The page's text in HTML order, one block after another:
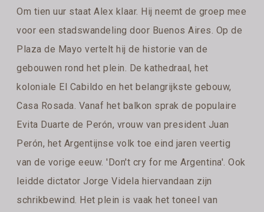
Om tien uur staat Alex klaar. Hij neemt de groep mee
voor een stadswandeling door Buenos Aires. Op de
Plaza de Mayo vertelt hij de historie van de
gebouwen rond het plein. De kathedraal, het
koloniale El Cabildo en het belangrijkste gebouw,
Casa Rosada. Vanaf het balkon sprak de populaire
Evita Duarte de Perón, vrouw van president Juan
Perón, het Argentijnse volk toe eind jaren veertig
van de vorige eeuw. 'Don't cry for me Argentina'. Ook
leidde dictator Jorge Videla hiervandaan zijn
schrikbewind. Het plein is vaak het toneel van